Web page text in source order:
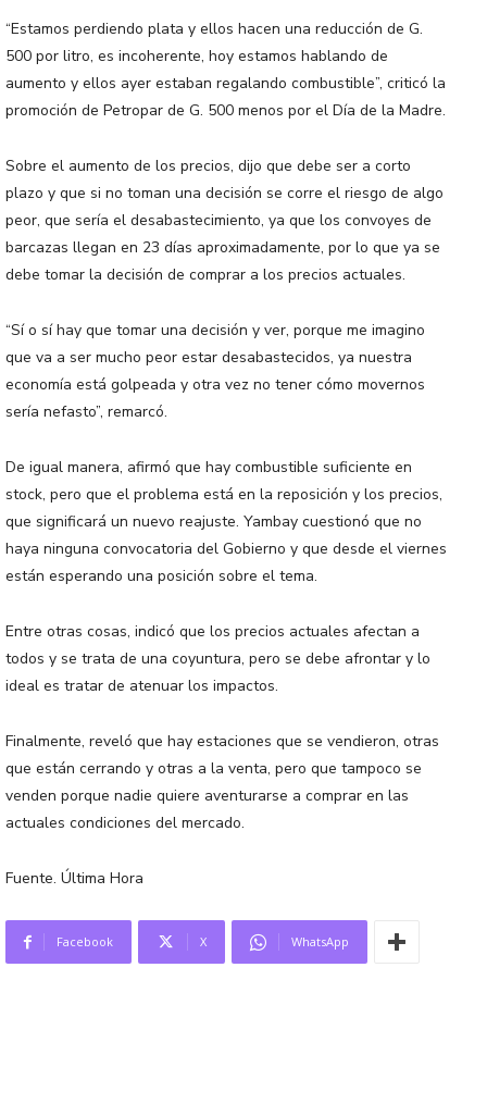
“Estamos perdiendo plata y ellos hacen una reducción de G.
500 por litro, es incoherente, hoy estamos hablando de
aumento y ellos ayer estaban regalando combustible”, criticó la
promoción de Petropar de G. 500 menos por el Día de la Madre.
Sobre el aumento de los precios, dijo que debe ser a corto
plazo y que si no toman una decisión se corre el riesgo de algo
peor, que sería el desabastecimiento, ya que los convoyes de
barcazas llegan en 23 días aproximadamente, por lo que ya se
debe tomar la decisión de comprar a los precios actuales.
“Sí o sí hay que tomar una decisión y ver, porque me imagino
que va a ser mucho peor estar desabastecidos, ya nuestra
economía está golpeada y otra vez no tener cómo movernos
sería nefasto”, remarcó.
De igual manera, afirmó que hay combustible suficiente en
stock, pero que el problema está en la reposición y los precios,
que significará un nuevo reajuste. Yambay cuestionó que no
haya ninguna convocatoria del Gobierno y que desde el viernes
están esperando una posición sobre el tema.
Entre otras cosas, indicó que los precios actuales afectan a
todos y se trata de una coyuntura, pero se debe afrontar y lo
ideal es tratar de atenuar los impactos.
Finalmente, reveló que hay estaciones que se vendieron, otras
que están cerrando y otras a la venta, pero que tampoco se
venden porque nadie quiere aventurarse a comprar en las
actuales condiciones del mercado.
Fuente. Última Hora
Facebook X WhatsApp